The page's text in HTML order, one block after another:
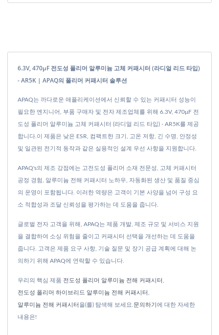
6.3V, 470μF 전도성 폴리머 알루미늄 고체 커패시터 (라디얼 리드 타입)
- AR5K | APAQ의 폴리머 커패시터 솔루션
APAQ는 까다로운 애플리케이션에서 신뢰할 수 있는 커패시터 성능이
필요한 엔지니어, 부품 구매자 및 전자 제조업체를 위해 6.3V, 470μF 전
도성 폴리머 알루미늄 고체 커패시터 (라디얼 리드 타입) - AR5K를 제공
합니다.이 제품은 낮은 ESR, 컴팩트한 크기, 고온 저항, 긴 수명, 안정성
및 일관된 전기적 동작과 같은 실용적인 설계 우선 사항을 지원합니다.
APAQ's의 제조 강점에는 고전도성 폴리머 소재 전문성, 고체 커패시터
공정 경험, 알루미늄 전해 커패시터 노하우, 자동화된 생산 및 품질 중심
의 운영이 포함됩니다. 이러한 역량은 고객이 기본 사양을 넘어 구성 요
소 적합성과 조달 신뢰성을 평가하는 데 도움을 줍니다.
글로벌 전자 고객을 위해, APAQ는 제품 개발, 제조 규모 및 서비스 지원
을 결합하여 소싱 위험을 줄이고 커패시터 선택을 개선하는 데 도움을
줍니다. 고객은 제품 요구 사항, 기술 질문 및 장기 공급 계획에 대해 논
의하기 위해 APAQ에 연락할 수 있습니다.
우리의 핵심 제품 전도성 폴리머 알루미늄 전해 커패시터
전도성 폴리머 하이브리드 알루미늄 전해 커패시터
알루미늄 전해 커패시터 을(를) 탐색해 보세요. 문의하기 에 대한 자세한
내용은!